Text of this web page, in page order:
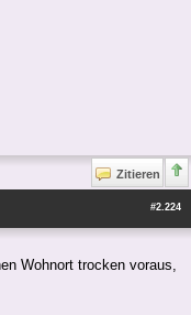
Zitieren
#2.224
Wohnort trocken voraus,